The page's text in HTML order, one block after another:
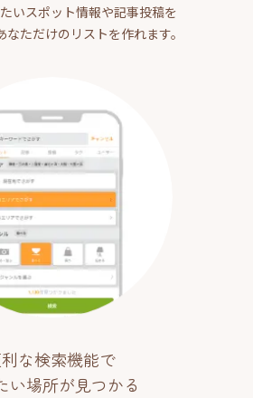
いスポット情報や記事投稿を
ただけのリストを作れます。
な検索機能で
い場所が見つかる